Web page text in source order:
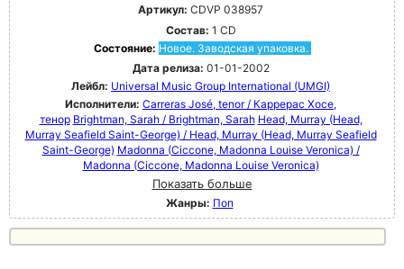
Артикул: CDVP 038957
Состав: 1 CD
Состояние: Новое. Заводская упаковка.
Дата релиза: 01-01-2002
Лейбл: Universal Music Group International (UMGI)
Исполнители: Carreras José, tenor / Каррерас Хосе,
тенор Brightman, Sarah / Brightman, Sarah Head, Murray (Head,
Murray Seafield Saint-George) / Head, Murray (Head, Murray Seafield
Saint-George) Madonna (Ciccone, Madonna Louise Veronica) /
Madonna (Ciccone, Madonna Louise Veronica)
Показать больше
Жанры: Поп